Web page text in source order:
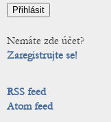
Nemáte zde účet?
Zaregistrujte se!
RSS feed
Atom feed